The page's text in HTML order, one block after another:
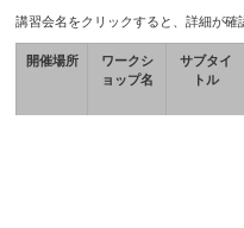
講習会名をクリックすると、詳細が確
開催場所
ワークシ
ョップ名
サブタイ
トル